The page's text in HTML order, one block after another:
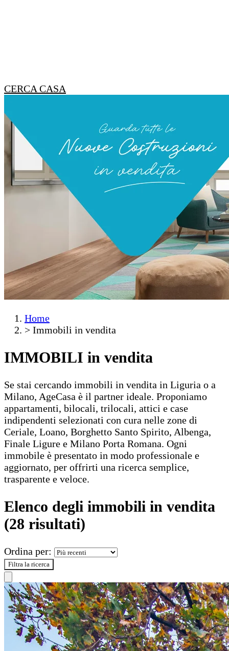
CERCA CASA
Home
> Immobili in vendita
IMMOBILI in vendita
Se stai cercando immobili in vendita in Liguria o a
Milano, AgeCasa è il partner ideale. Proponiamo
appartamenti, bilocali, trilocali, attici e case
indipendenti selezionati con cura nelle zone di
Ceriale, Loano, Borghetto Santo Spirito, Albenga,
Finale Ligure e Milano Porta Romana. Ogni
immobile è presentato in modo professionale e
aggiornato, per offrirti una ricerca semplice,
trasparente e veloce.
Elenco degli immobili in vendita
(28 risultati)
Ordina per:
Filtra la ricerca